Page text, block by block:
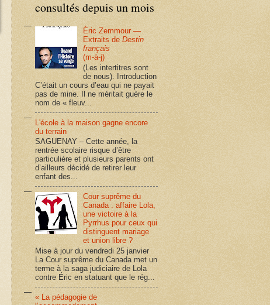
consultés depuis un mois
Éric Zemmour —
Extraits deDestin
français
(m-à-j)
(Les intertitres sont
de nous). Introduction
C’était un cours d’eau qui ne payait
pas de mine. Il ne méritait guère le
nom de « fleuv...
L'école à la maison gagne encore
du terrain
SAGUENAY – Cette année, la
rentrée scolaire risque d’être
particulière et plusieurs parents ont
d’ailleurs décidé de retirer leur
enfant des...
Cour suprême du
Canada : affaire Lola,
une victoire à la
Pyrrhus pour ceux qui
distinguent mariage
et union libre ?
Mise à jour du vendredi 25 janvier
La Cour suprême du Canada met un
terme à la saga judiciaire de Lola
contre Éric en statuant que le rég...
« La pédagogie de